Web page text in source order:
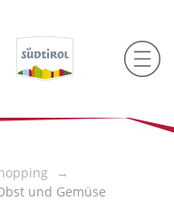
und Gemüse